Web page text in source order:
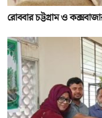
রোববার চট্টগ্রাম ও